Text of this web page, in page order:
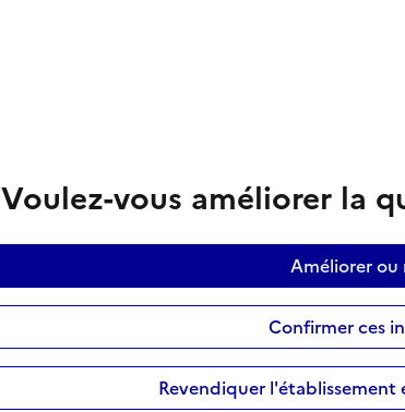
Voulez-vous améliorer la
Améliorer
Confirmer ces
Revendiquer